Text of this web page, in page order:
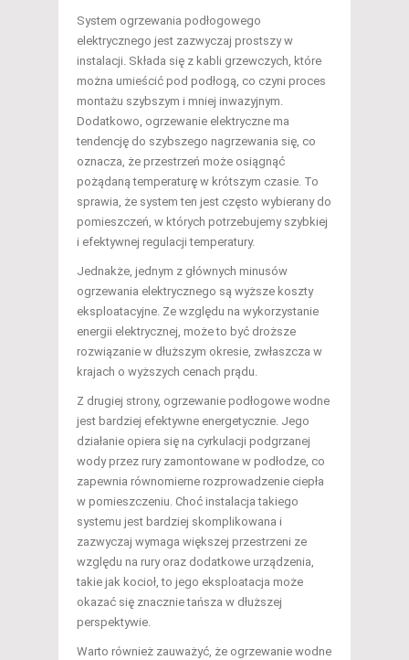
System ogrzewania podłogowego
elektrycznego jest zazwyczaj prostszy w
instalacji. Składa się z kabli grzewczych, które
można umieścić pod podłogą, co czyni proces
montażu szybszym i mniej inwazyjnym.
Dodatkowo, ogrzewanie elektryczne ma
tendencję do szybszego nagrzewania się, co
oznacza, że przestrzeń może osiągnąć
pożądaną temperaturę w krótszym czasie. To
sprawia, że system ten jest często wybierany do
pomieszczeń, w których potrzebujemy szybkiej
i efektywnej regulacji temperatury.
Jednakże, jednym z głównych minusów
ogrzewania elektrycznego są wyższe koszty
eksploatacyjne. Ze względu na wykorzystanie
energii elektrycznej, może to być droższe
rozwiązanie w dłuższym okresie, zwłaszcza w
krajach o wyższych cenach prądu.
Z drugiej strony, ogrzewanie podłogowe wodne
jest bardziej efektywne energetycznie. Jego
działanie opiera się na cyrkulacji podgrzanej
wody przez rury zamontowane w podłodze, co
zapewnia równomierne rozprowadzenie ciepła
w pomieszczeniu. Choć instalacja takiego
systemu jest bardziej skomplikowana i
zazwyczaj wymaga większej przestrzeni ze
względu na rury oraz dodatkowe urządzenia,
takie jak kocioł, to jego eksploatacja może
okazać się znacznie tańsza w dłuższej
perspektywie.
Warto również zauważyć, że ogrzewanie wodne